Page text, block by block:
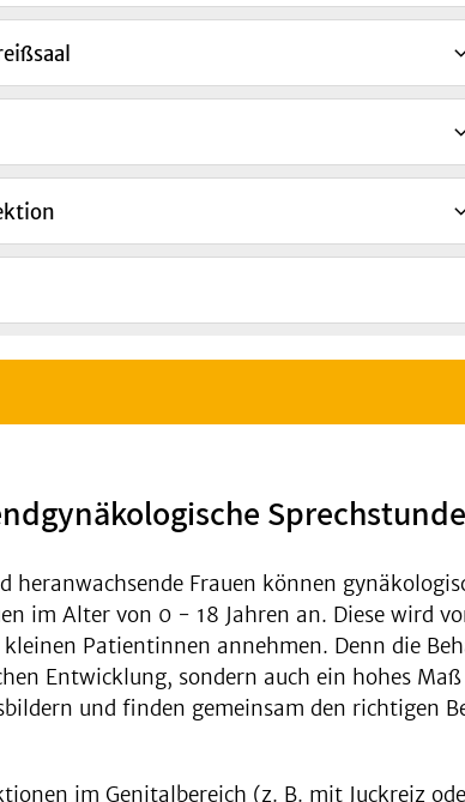
Sprechstunde
heranwachsende Frauen können
im Alter von 0 - 18 Jahren an. Diese wird
kleinen Patientinnen annehmen. Denn die
Entwicklung, sondern auch ein hohes
und finden gemeinsam den richtigen
im Genitalbereich (z. B. mit Juckreiz